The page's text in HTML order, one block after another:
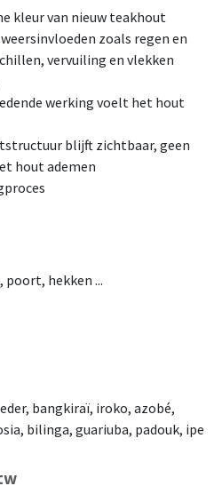
kleur van nieuw teakhout
zoals regen en
vervuiling en vlekken
werking voelt het hout
blijft zichtbaar, geen
hout ademen
hekken ...
bangkiraï, iroko, azobé,
bilinga, guariuba, padouk, ipe